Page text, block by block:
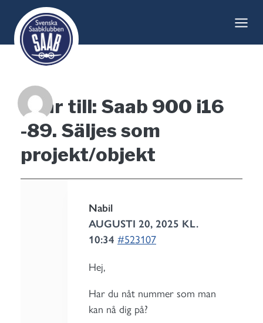
content
Svar till: Saab 900 i16
-89. Säljes som
projekt/objekt
Nabil
AUGUSTI 20, 2025 KL.
10:34 #523107
Hej,
Har du nåt nummer som man
kan nå dig på?